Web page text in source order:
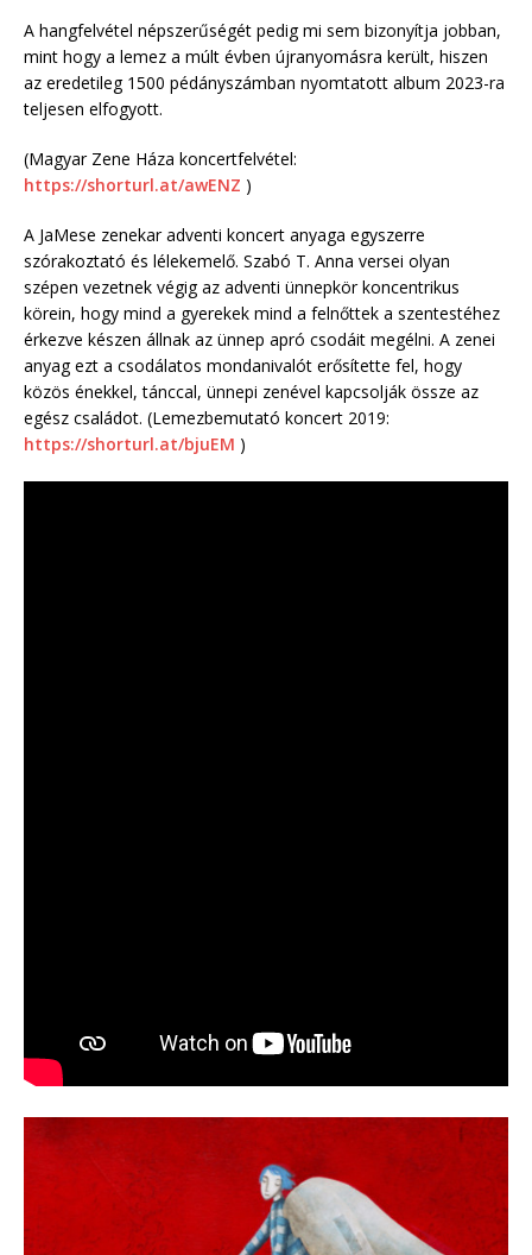
A hangfelvétel népszerűségét pedig mi sem bizonyítja jobban,
mint hogy a lemez a múlt évben újranyomásra került, hiszen
az eredetileg 1500 pédányszámban nyomtatott album 2023-ra
teljesen elfogyott.
(Magyar Zene Háza koncertfelvétel:
https://shorturl.at/awENZ )
A JaMese zenekar adventi koncert anyaga egyszerre
szórakoztató és lélekemelő. Szabó T. Anna versei olyan
szépen vezetnek végig az adventi ünnepkör koncentrikus
körein, hogy mind a gyerekek mind a felnőttek a szentestéhez
érkezve készen állnak az ünnep apró csodáit megélni. A zenei
anyag ezt a csodálatos mondanivalót erősítette fel, hogy
közös énekkel, tánccal, ünnepi zenével kapcsolják össze az
egész családot. (Lemezbemutató koncert 2019:
https://shorturl.at/bjuEM )